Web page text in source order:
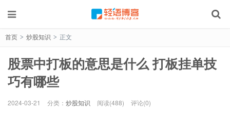
首页 > 炒股知识 > 正文
股票中打板的意思是什么 打板挂单技
巧有哪些
2024-03-21 分类： 炒股知识 阅读(488) 评论(0)